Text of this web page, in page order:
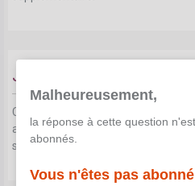
Jours fériés et travail du
Ce document n'est pas disponible
abonnement actuel.Contactez-nous
supplémentaire.
Malheureusement,
la réponse à cette question
abonnés.
Vous n'êtes pas